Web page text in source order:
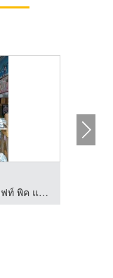
ขายส่งสินค้ามือสองญี่ปุ่น-สินี คราฟท์ พิค แอนด์ โค